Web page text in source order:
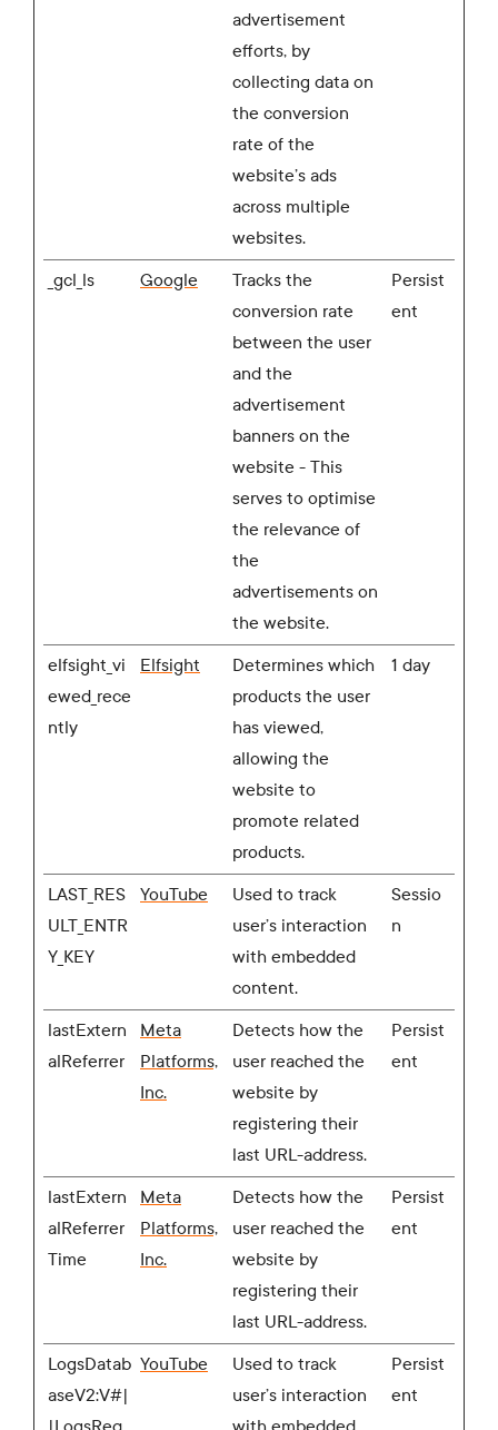
advertisement
efforts, by
collecting data on
the conversion
rate of the
website’s ads
across multiple
websites.
_gcl_ls Google
Tracks the
conversion rate
between the user
and the
advertisement
banners on the
website - This
serves to optimise
the relevance of
the
advertisements on
the website.
Persist
ent
elfsight_vi
ewed_rece
ntly
Elfsight
Determines which
products the user
has viewed,
allowing the
website to
promote related
products.
1 day
LAST_RES
ULT_ENTR
Y_KEY
YouTube
Used to track
user’s interaction
with embedded
content.
Sessio
n
lastExtern
alReferrer
Meta
Platforms,
Inc.
Detects how the
user reached the
website by
registering their
last URL-address.
Persist
ent
lastExtern
alReferrer
Time
Meta
Platforms,
Inc.
Detects how the
user reached the
website by
registering their
last URL-address.
Persist
ent
LogsDatab
aseV2:V#|
|LogsReq
YouTube
Used to track
user’s interaction
with embedded
Persist
ent